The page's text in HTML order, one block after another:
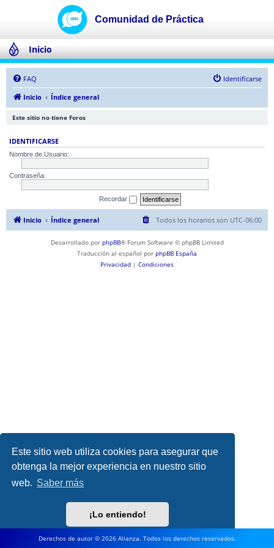
Este sitio web utiliza cookies para asegurar que
obtenga la mejor experiencia en nuestro sitio
web. Saber más
¡Lo entiendo!
Inicio
FAQ
Identificarse
Inicio
Índice general
Este sitio no tiene Foros
IDENTIFICARSE
Nombre de Usuario:
Contraseña:
Recordar
Inicio Índice general Todos los horarios son UTC-06:00
Desarrollado por phpBB® Forum Software © phpBB Limited
Traducción al español por phpBB España
Privacidad | Condiciones
Derechos de autor © 2026 Alianza. Todos los derechos reservados.